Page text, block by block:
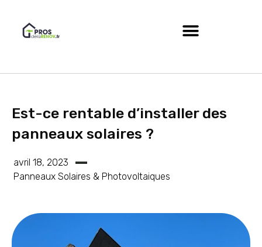
Est-ce rentable d’installer des
panneaux solaires ?
avril 18, 2023
Panneaux Solaires & Photovoltaiques